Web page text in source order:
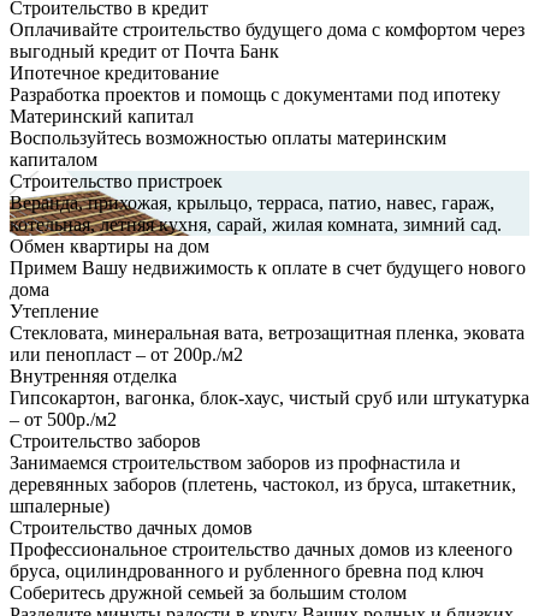
Строительство в кредит
Оплачивайте строительство будущего дома с комфортом через
выгодный кредит от Почта Банк
Ипотечное кредитование
Разработка проектов и помощь с документами под ипотеку
Материнский капитал
Воспользуйтесь возможностью оплаты материнским
капиталом
Строительство пристроек
Веранда, прихожая, крыльцо, терраса, патио, навес, гараж,
котельная, летняя кухня, сарай, жилая комната, зимний сад.
Обмен квартиры на дом
Примем Вашу недвижимость к оплате в счет будущего нового
дома
Утепление
Стекловата, минеральная вата, ветрозащитная пленка, эковата
или пенопласт – от 200р./м2
Внутренняя отделка
Гипсокартон, вагонка, блок-хаус, чистый сруб или штукатурка
– от 500р./м2
Строительство заборов
Занимаемся строительством заборов из профнастила и
деревянных заборов (плетень, частокол, из бруса, штакетник,
шпалерные)
Строительство дачных домов
Профессиональное строительство дачных домов из клееного
бруса, оцилиндрованного и рубленного бревна под ключ
Соберитесь дружной семьей за большим столом